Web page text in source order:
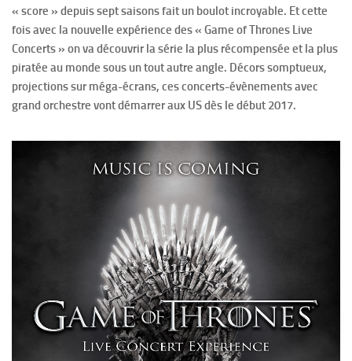
« score » depuis sept saisons fait un boulot incroyable. Et cette
fois avec la nouvelle expérience des « Game of Thrones Live
Concerts » on va découvrir la série la plus récompensée et la plus
piratée au monde sous un tout autre angle. Décors somptueux,
projections sur méga-écrans, ces concerts-évènements avec
grand orchestre vont démarrer aux US dès le début 2017.